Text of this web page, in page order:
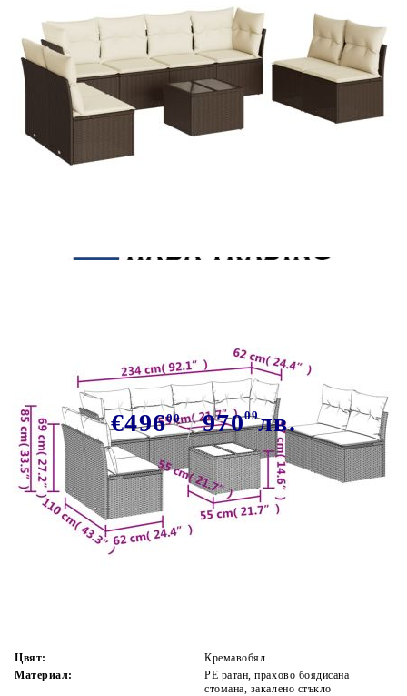
полиратан
€49600 97009лв.
В наличност: 97 бр.
Време за доставка: 5 до 9 дни
Цвят:
Кремавобял
Материал:
PE ратан, прахово боядисана
стомана, закалено стъкло